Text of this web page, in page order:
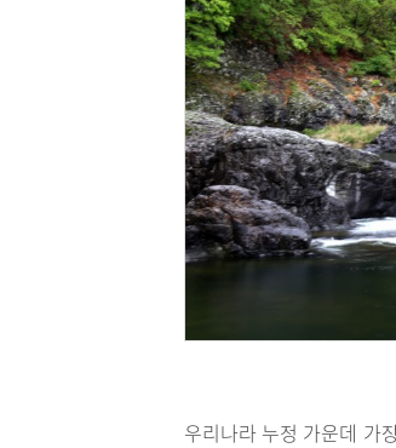
우리나라 누정 가운데 가